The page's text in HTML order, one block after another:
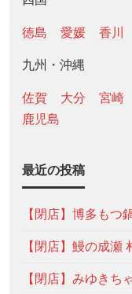
徳島 愛媛 香川
九州・沖縄
佐賀 大分 宮崎
鹿児島
最近の投稿
【閉店】博多もつ
【閉店】鰻の成瀬
【閉店】みゆきち